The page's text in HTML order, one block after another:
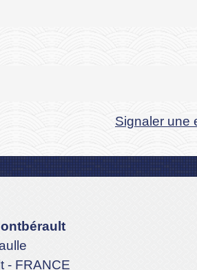
Signaler une
- FRANCE